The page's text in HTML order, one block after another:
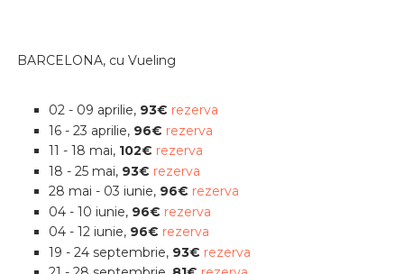
BARCELONA, cu Vueling
02 - 09 aprilie, 93€ rezerva
16 - 23 aprilie, 96€ rezerva
11 - 18 mai, 102€ rezerva
18 - 25 mai, 93€ rezerva
28 mai - 03 iunie, 96€ rezerva
04 - 10 iunie, 96€ rezerva
04 - 12 iunie, 96€ rezerva
19 - 24 septembrie, 93€ rezerva